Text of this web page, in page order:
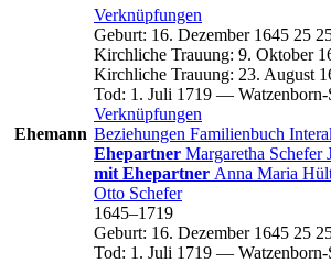
Ehemann
Verknüpfungen
Geburt: 16. Dezember 1645 25
Kirchliche Trauung: 9. Oktober
Kirchliche Trauung: 23. August
Tod: 1. Juli 1719 —
Verknüpfungen
Beziehungen Familienbuch
Ehepartner Margaretha Schefer
mit Ehepartner Anna Maria
Otto Schefer
1645–1719
Geburt: 16. Dezember 1645 25
Tod: 1. Juli 1719 —